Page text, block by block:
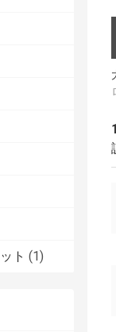
ト (1)